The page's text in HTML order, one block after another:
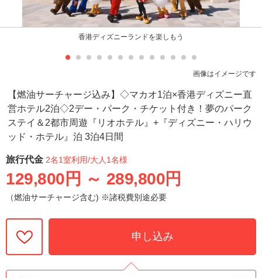
香港ディズニーランドを楽しもう
画像はイメージです
【燃油サーチャージ込み】◇マカオ1泊×香港ディズニー直
営ホテル2泊◇2デー・パーク・チケット付き！夢のパーク
ステイ＆2都市周遊『リオホテル』+『ディズニー・ハリウ
ッド・ホテル』泊 3泊4日間
旅行代金 2名1室利用/大人1名様
129,800円 ～ 289,800円
（燃油サーチャージ含む) ※諸税費別途必要
申し込み